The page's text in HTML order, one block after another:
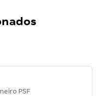
PSF